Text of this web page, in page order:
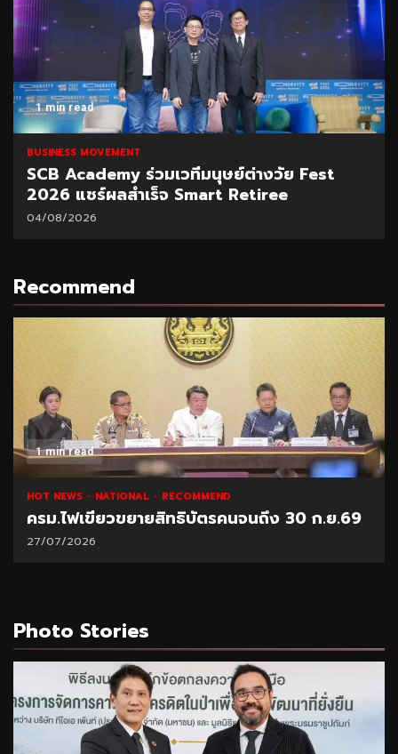
1 min read
BUSINESS MOVEMENT
SCB Academy ร่วมเวทีมนุษย์ต่างวัย Fest
2026 แชร์ผลสำเร็จ Smart Retiree
04/08/2026
Recommend
1 min read
HOT NEWS NATIONAL RECOMMEND
ครม.ไฟเขียวขยายสิทธิบัตรคนจนถึง 30 ก.ย.69
27/07/2026
Photo Stories